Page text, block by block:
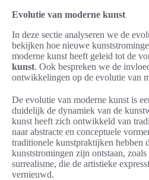
Evolutie van moderne kunst
In deze sectie analyseren we de
bekijken hoe nieuwe
moderne kunst heeft geleid tot de
kunst. Ook bespreken we de
ontwikkelingen op de evolutie van
De evolutie van moderne kunst is
duidelijk de dynamiek van de
kunst heeft zich ontwikkeld van
naar abstracte en conceptuele
traditionele kunstpraktijken hebben
kunststromingen zijn ontstaan,
surrealisme, die de artistieke
vernieuwd.